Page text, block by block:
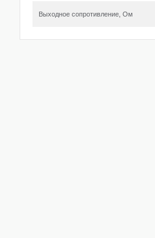
Выходное сопротивление, Ом